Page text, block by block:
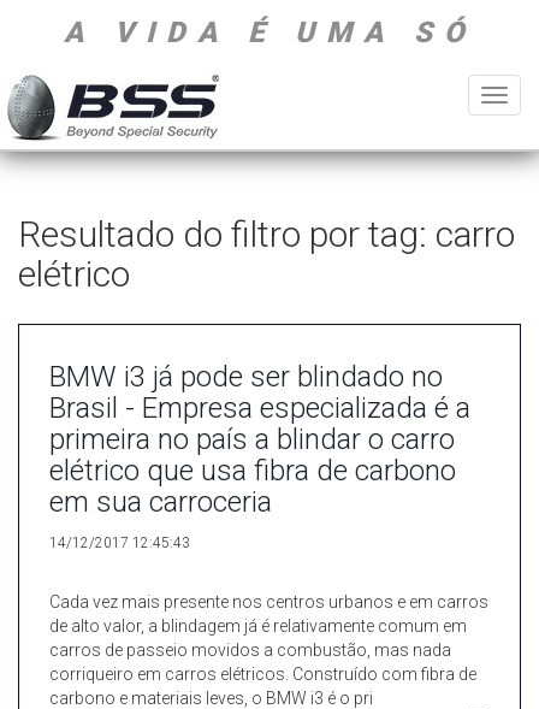
A VIDA É UMA SÓ
Resultado do filtro por tag: carro
elétrico
BMW i3 já pode ser blindado no
Brasil - Empresa especializada é a
primeira no país a blindar o carro
elétrico que usa fibra de carbono
em sua carroceria
14/12/2017 12:45:43
Cada vez mais presente nos centros urbanos e em carros
de alto valor, a blindagem já é relativamente comum em
carros de passeio movidos a combustão, mas nada
corriqueiro em carros elétricos. Construído com fibra de
carbono e materiais leves, o BMW i3 é o pri